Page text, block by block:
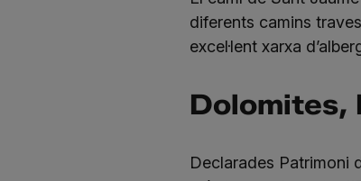
diferents camins
excel·lent xarxa
Dolomites,
Declarades Patrimoni